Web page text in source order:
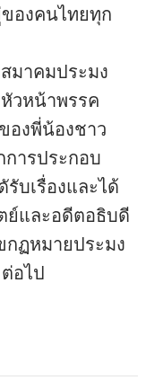
องคนไทยทุก
มาคมประมง
วหน้าพรรค
องพี่น้องชาว
ารประกอบ
บเรื่องและได้
ย์และอดีตอธิบดี
กฏหมายประมง
อไป